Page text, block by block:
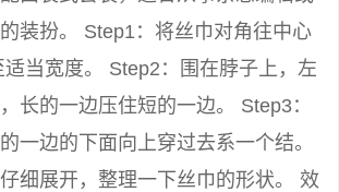
装扮。 Step1：将丝巾对角往中心
当宽度。 Step2：围在脖子上，左
长的一边压住短的一边。 Step3：
一边的下面向上穿过去系一个结。
细展开，整理一下丝巾的形状。 效